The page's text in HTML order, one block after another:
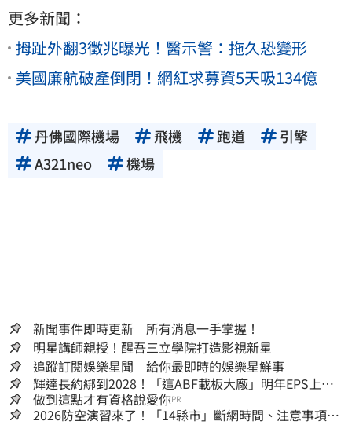
更多新聞：
拇趾外翻3徵兆曝光！醫示警：拖久恐變形
美國廉航破產倒閉！網紅求募資5天吸134億
丹佛國際機場 飛機 跑道
引擎
A321neo
機場
新聞事件即時更新 所有消息一手掌握！
明星講師親授！醒吾三立學院打造影視新星
追蹤訂閱娛樂星聞 給你最即時的娛樂星鮮事
輝達長約綁到2028！「這ABF載板大廠」明年EPS上看
22元 目標價至1000元
做到這點才有資格說愛你PR
2026防空演習來了！「14縣市」斷網時間、注意事項一